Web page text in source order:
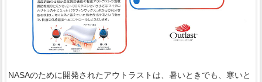
NASAのために開発されたアウトラストは、暑いときでも、寒いと